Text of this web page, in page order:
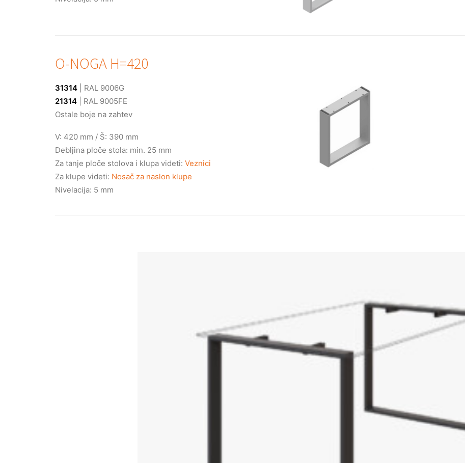
O-NOGA H=420
31314 | RAL 9006G
21314 | RAL 9005FE
Ostale boje na zahtev
V: 420 mm / Š: 390 mm
Debljina ploče stola: min. 25 mm
Za tanje ploče stolova i klupa videti: Veznici
Za klupe videti: Nosač za naslon klupe
Nivelacija: 5 mm